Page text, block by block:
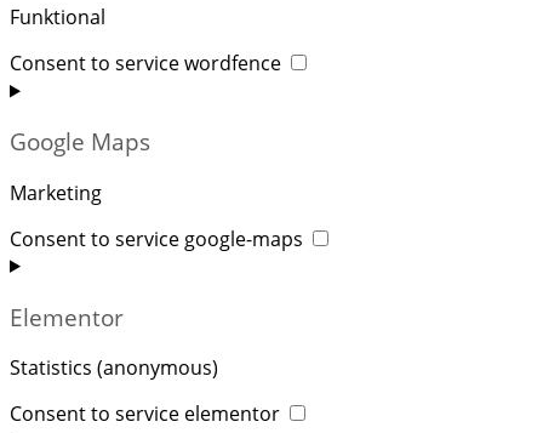
Funktional
Consent to service wordfence
Google Maps
Marketing
Consent to service google-maps
Elementor
Statistics (anonymous)
Consent to service elementor